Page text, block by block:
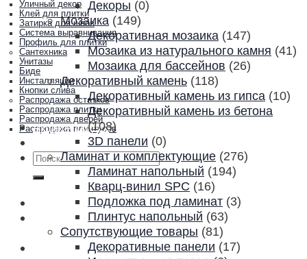
Уличный декор
Клей для плитки
Затирка для швов
Система выравнивания
Профиль для плитки
Сантехника
Унитазы
Биде
Инсталляции
Кнопки слива
Распродажа остатков
Распродажа плитки
Распродажа дверей
Распродажа плинтусов
Акции и скидки
Контакты
Искать:
Декоры (0)
Мозаика (149)
Декоративная мозаика (147)
Мозаика из натурального камня (41)
Мозаика для бассейнов (26)
Декоративный камень (118)
Декоративный камень из гипса (10)
Декоративный камень из бетона
(108)
3D панели (0)
Ламинат и комплектующие (276)
Ламинат напольный (194)
Кварц-винил SPC (16)
Подложка под ламинат (3)
Плинтус напольный (63)
Сопутствующие товары (81)
Декоративные панели (17)